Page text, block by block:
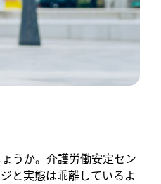
うか。介護労働安定セン
と実態は乖離しているよ